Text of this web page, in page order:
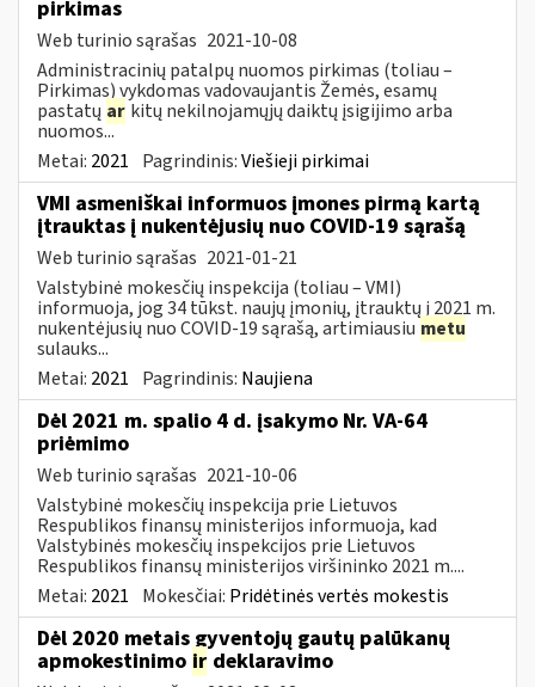
pirkimas
Web turinio sąrašas 2021-10-08
Administracinių patalpų nuomos pirkimas (toliau –
Pirkimas) vykdomas vadovaujantis Žemės, esamų
pastatų ar kitų nekilnojamųjų daiktų įsigijimo arba
nuomos...
Metai: 2021 Pagrindinis:Viešieji pirkimai
VMI asmeniškai informuos įmones pirmą kartą
įtrauktas į nukentėjusių nuo COVID-19 sąrašą
Web turinio sąrašas 2021-01-21
Valstybinė mokesčių inspekcija (toliau – VMI)
informuoja, jog 34 tūkst. naujų įmonių, įtrauktų į 2021 m.
nukentėjusių nuo COVID-19 sąrašą, artimiausiu metu
sulauks...
Metai: 2021 Pagrindinis: Naujiena
Dėl 2021 m. spalio 4 d. įsakymo Nr. VA-64
priėmimo
Web turinio sąrašas 2021-10-06
Valstybinė mokesčių inspekcija prie Lietuvos
Respublikos finansų ministerijos informuoja, kad
Valstybinės mokesčių inspekcijos prie Lietuvos
Respublikos finansų ministerijos viršininko 2021 m....
Metai: 2021 Mokesčiai: Pridėtinės vertės mokestis
Dėl 2020 metais gyventojų gautų palūkanų
apmokestinimo ir deklaravimo